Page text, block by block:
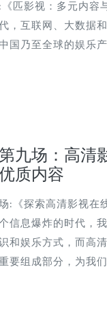
匹影视：多元内容
，互联网、大数据
国乃至全球的娱乐
九场：高清
质内容
:《探索高清影视在
信息爆炸的时代，
和娱乐方式，而高
要组成部分，为我